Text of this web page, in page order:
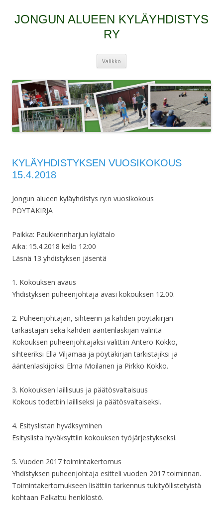
JONGUN ALUEEN KYLÄYHDISTYS
RY
Valikko
KYLÄYHDISTYKSEN VUOSIKOKOUS
15.4.2018
Jongun alueen kyläyhdistys ry:n vuosikokous
PÖYTÄKIRJA
Paikka: Paukkerinharjun kylätalo
Aika: 15.4.2018 kello 12:00
Läsnä 13 yhdistyksen jäsentä
1. Kokouksen avaus
Yhdistyksen puheenjohtaja avasi kokouksen 12.00.
2. Puheenjohtajan, sihteerin ja kahden pöytäkirjan
tarkastajan sekä kahden ääntenlaskijan valinta
Kokouksen puheenjohtajaksi valittiin Antero Kokko,
sihteeriksi Ella Viljamaa ja pöytäkirjan tarkistajiksi ja
ääntenlaskijoiksi Elma Moilanen ja Pirkko Kokko.
3. Kokouksen laillisuus ja päätösvaltaisuus
Kokous todettiin lailliseksi ja päätösvaltaiseksi.
4. Esityslistan hyväksyminen
Esityslista hyväksyttiin kokouksen työjärjestykseksi.
5. Vuoden 2017 toimintakertomus
Yhdistyksen puheenjohtaja esitteli vuoden 2017 toiminnan.
Toimintakertomukseen lisättiin tarkennus tukityöllistetyistä
kohtaan Palkattu henkilöstö.